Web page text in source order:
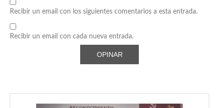
Recibir un email con los siguientes comentarios a esta entrada.
Recibir un email con cada nueva entrada.